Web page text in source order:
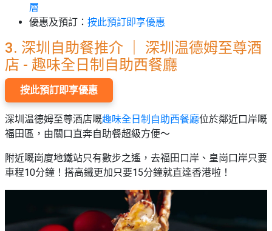
層
優惠及預訂： 按此預訂即享優惠
3. 深圳自助餐推介 ｜ 深圳温德姆至尊酒
店 - 趣味全日制自助西餐廳
按此預訂即享優惠
深圳温德姆至尊酒店嘅趣味全日制自助西餐廳位於鄰近口岸嘅
福田區，由關口直奔自助餐超級方便～
附近嘅崗廈地鐵站只有數步之遙，去福田口岸、皇崗口岸只要
車程10分鐘！搭高鐵更加只要15分鐘就直達香港啦！